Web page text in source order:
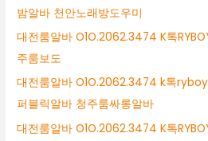
밤알바 천안노래방도우미
대전룸알바 O1O.2062.3474 K톡
주룸보도
대전룸알바 O1O.2062.3474 k톡
퍼블릭알바 청주룸싸롱알바
대전룸알바 O1O.2062.3474 K톡